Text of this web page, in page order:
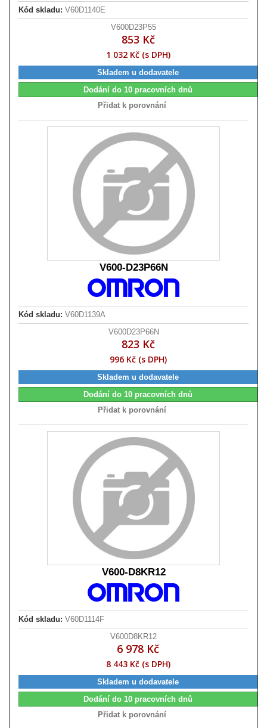
Kód skladu: V60D1140E
V600D23P55
853 Kč
1 032 Kč (s DPH)
Skladem u dodavatele
Dodání do 10 pracovních dnů
Přidat k porovnání
V600-D23P66N
Kód skladu: V60D1139A
V600D23P66N
823 Kč
996 Kč (s DPH)
Skladem u dodavatele
Dodání do 10 pracovních dnů
Přidat k porovnání
V600-D8KR12
Kód skladu: V60D1114F
V600D8KR12
6 978 Kč
8 443 Kč (s DPH)
Skladem u dodavatele
Dodání do 10 pracovních dnů
Přidat k porovnání